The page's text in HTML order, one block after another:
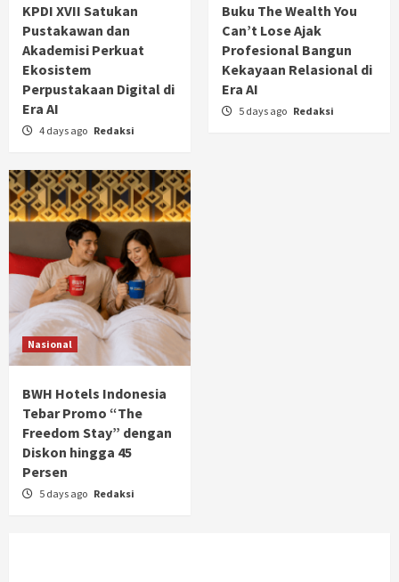
KPDI XVII Satukan
Pustakawan dan
Akademisi Perkuat
Ekosistem
Perpustakaan Digital di
Era AI
4 days ago Redaksi
Buku The Wealth You
Can’t Lose Ajak
Profesional Bangun
Kekayaan Relasional di
Era AI
5 days ago Redaksi
Nasional
BWH Hotels Indonesia
Tebar Promo “The
Freedom Stay” dengan
Diskon hingga 45
Persen
5 days ago Redaksi